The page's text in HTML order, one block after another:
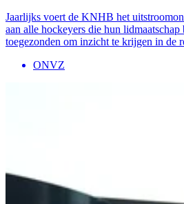
Jaarlijks voert de KNHB het
aan alle hockeyers die hun
toegezonden om inzicht te krijgen in de
ONVZ